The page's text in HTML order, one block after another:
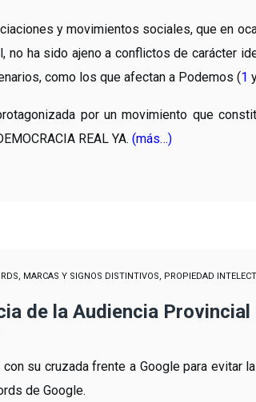
y movimientos sociales, que en
ha sido ajeno a conflictos de carácter
como los que afectan a Podemos (1
por un movimiento que
REAL YA. (más…)
, MARCAS Y SIGNOS DISTINTIVOS, PROPIEDAD
de la Audiencia Provincial
su cruzada frente a Google para evitar
de Google.